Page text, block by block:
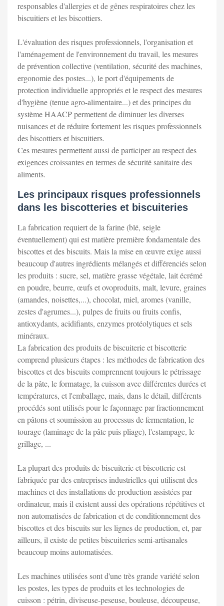
responsables d'allergies et de gênes respiratoires chez les
biscuitiers et les biscottiers.
L'évaluation des risques professionnels, l'organisation et
l'aménagement de l'environnement du travail, les mesures
de prévention collective (ventilation, sécurité des machines,
ergonomie des postes...), le port d'équipements de
protection individuelle appropriés et le respect des mesures
d'hygiène (tenue agro-alimentaire...) et des principes du
système HAACP permettent de diminuer les diverses
nuisances et de réduire fortement les risques professionnels
des biscottiers et biscuitiers.
Ces mesures permettent aussi de participer au respect des
exigences croissantes en termes de sécurité sanitaire des
aliments.
Les principaux risques professionnels
dans les biscotteries et biscuiteries
La fabrication requiert de la farine (blé, seigle
éventuellement) qui est matière première fondamentale des
biscottes et des biscuits. Mais la mise en œuvre exige aussi
beaucoup d'autres ingrédients mélangés et différenciés selon
les produits : sucre, sel, matière grasse végétale, lait écrémé
en poudre, beurre, œufs et ovoproduits, malt, levure, graines
(amandes, noisettes,...), chocolat, miel, aromes (vanille,
zestes d'agrumes...), pulpes de fruits ou fruits confis,
antioxydants, acidifiants, enzymes protéolytiques et sels
minéraux.
La fabrication des produits de biscuiterie et biscotterie
comprend plusieurs étapes : les méthodes de fabrication des
biscottes et des biscuits comprennent toujours le pétrissage
de la pâte, le formatage, la cuisson avec différentes durées et
températures, et l'emballage, mais, dans le détail, différents
procédés sont utilisés pour le façonnage par fractionnement
en pâtons et soumission au processus de fermentation, le
tourage (laminage de la pâte puis pliage), l'estampage, le
grillage, ...
La plupart des produits de biscuiterie et biscotterie est
fabriquée par des entreprises industrielles qui utilisent des
machines et des installations de production assistées par
ordinateur, mais il existent aussi des opérations répétitives et
non automatisées de fabrication et de conditionnement des
biscottes et des biscuits sur les lignes de production, et, par
ailleurs, il existe de petites biscuiteries semi-artisanales
beaucoup moins automatisées.
Les machines utilisées sont d'une très grande variété selon
les postes, les types de produits et les technologies de
cuisson : pétrin, diviseuse-peseuse, bouleuse, découpeuse,